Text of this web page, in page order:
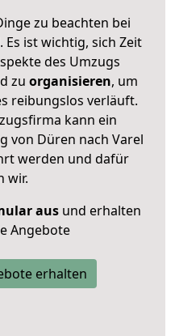
zu beachten bei
ist wichtig, sich Zeit
des Umzugs
zu organisieren, um
reibungslos verläuft.
kann ein
von Düren nach Varel
werden und dafür
wir.
ausund erhalten
Angebote
erhalten